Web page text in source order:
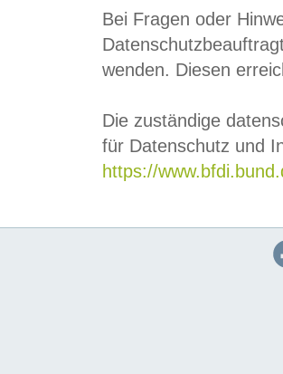
Bei Fragen oder
wenden. Diesen
Die zuständige
für Datenschutz und
https://